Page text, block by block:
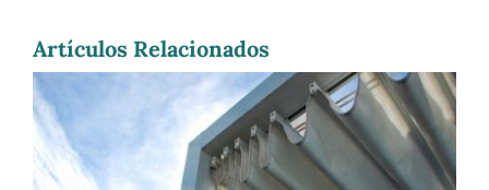
Artículos Relacionados